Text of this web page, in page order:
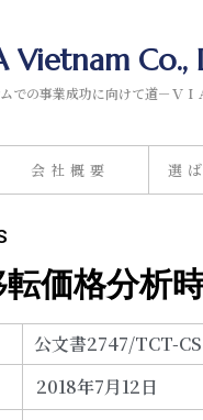
Vietnam Co.,
での事業成功に向けて道－ＶＩ
会社概要 選
価格分析
公文書2747/TCT-CS
2018年7月12日